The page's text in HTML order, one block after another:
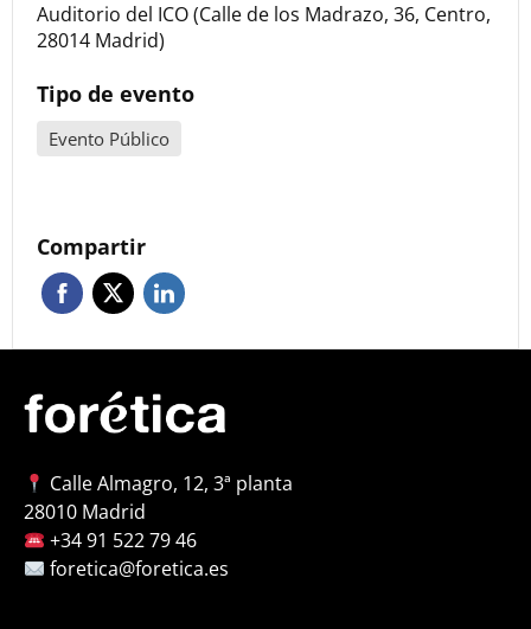
Auditorio del ICO (Calle de los Madrazo, 36, Centro,
28014 Madrid)
Tipo de evento
Evento Público
Compartir
Calle Almagro, 12, 3ª planta
28010 Madrid
+34 91 522 79 46
foretica@foretica.es